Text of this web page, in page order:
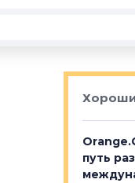
выбрали
путь